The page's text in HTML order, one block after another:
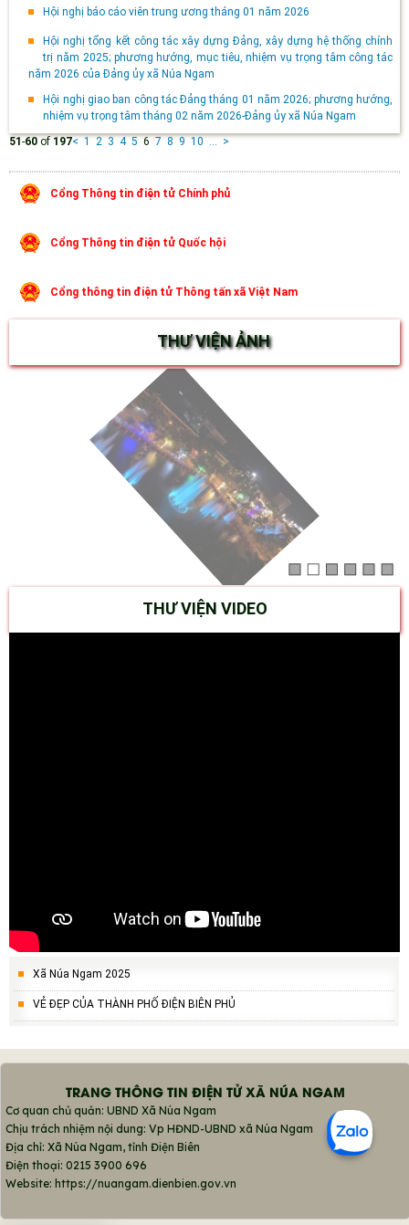
Hội nghị báo cáo viên trung ương tháng 01 năm 2026
Hội nghị tổng kết công tác xây dựng Đảng, xây dựng hệ thống chính
trị năm 2025; phương hướng, mục tiêu, nhiệm vụ trọng tâm công tác
năm 2026 của Đảng ủy xã Núa Ngam
Hội nghị giao ban công tác Đảng tháng 01 năm 2026; phương hướng,
nhiệm vụ trọng tâm tháng 02 năm 2026-Đảng ủy xã Núa Ngam
51-60of197< 1 2 3 4 5 6 7 8 9 10 ... >
Cổng Thông tin điện tử Chính phủ
Cổng Thông tin điện tử Quốc hội
Cổng thông tin điện tử Thông tấn xã Việt Nam
THƯ VIỆN ẢNH
THƯ VIỆN VIDEO
Xã Núa Ngam 2025
VẺ ĐẸP CỦA THÀNH PHỐ ĐIỆN BIÊN PHỦ
TRANG THÔNG TIN ĐIỆN TỬ XÃ NÚA NGAM
Cơ quan chủ quản: UBND Xã Núa Ngam
Chịu trách nhiệm nội dung: Vp HĐND-UBND xã Núa Ngam
Địa chỉ: Xã Núa Ngam, tỉnh Điện Biên
Điện thoại: 0215 3900 696
Website: https://nuangam.dienbien.gov.vn